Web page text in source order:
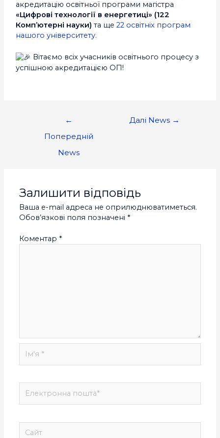
акредитацію освітньої програми магістра
«Цифрові технології в енергетиці» (122
Комп’ютерні науки) та ще22 освітніх програм
нашого університету.
Вітаємо всіх учасників освітнього процесу з
успішною акредитацією ОП!
←
Попередній
News
Далі News →
Залишити відповідь
Ваша e-mail адреса не оприлюднюватиметься.
Обов’язкові поля позначені *
Коментар *